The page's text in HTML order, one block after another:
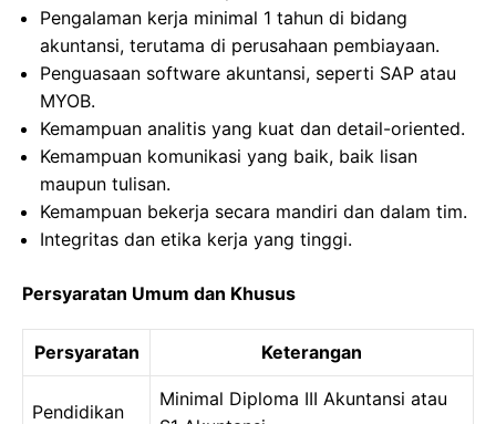
Pengalaman kerja minimal 1 tahun di bidang
akuntansi, terutama di perusahaan pembiayaan.
Penguasaan software akuntansi, seperti SAP atau
MYOB.
Kemampuan analitis yang kuat dan detail-oriented.
Kemampuan komunikasi yang baik, baik lisan
maupun tulisan.
Kemampuan bekerja secara mandiri dan dalam tim.
Integritas dan etika kerja yang tinggi.
Persyaratan Umum dan Khusus
Persyaratan Keterangan
Pendidikan
Minimal Diploma III Akuntansi atau